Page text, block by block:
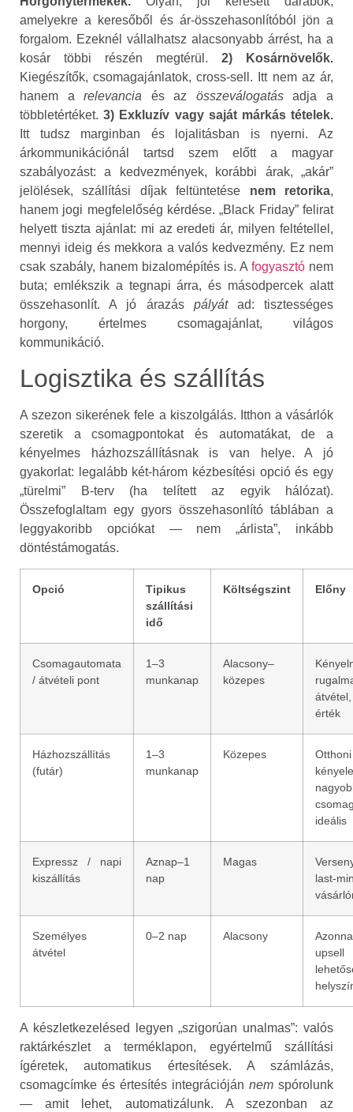
amelyekre a keresőből és ár-összehasonlítóból jön a
forgalom. Ezeknél vállalhatsz alacsonyabb árrést, ha a
kosár többi részén megtérül. 2) Kosárnövelők.
Kiegészítők, csomagajánlatok, cross‑sell. Itt nem az ár,
hanem arelevancia és az összeválogatásadja a
többletértéket.3) Exkluzív vagy saját márkás tételek.
Itt tudsz marginban és lojalitásban is nyerni. Az
árkommunikációnál tartsd szem előtt a magyar
szabályozást: a kedvezmények, korábbi árak, „akár”
jelölések, szállítási díjak feltüntetése nem retorika,
hanem jogi megfelelőség kérdése. „Black Friday” felirat
helyett tiszta ajánlat: mi az eredeti ár, milyen feltétellel,
mennyi ideig és mekkora a valós kedvezmény. Ez nem
csak szabály, hanem bizalomépítés is. A fogyasztó nem
buta; emlékszik a tegnapi árra, és másodpercek alatt
összehasonlít. A jó árazás pályátad: tisztességes
horgony, értelmes csomagajánlat, világos
kommunikáció.
Logisztika és szállítás
A szezon sikerének fele a kiszolgálás. Itthon a vásárlók
szeretik a csomagpontokat és automatákat, de a
kényelmes házhozszállításnak is van helye. A jó
gyakorlat: legalább két‑három kézbesítési opció és egy
„türelmi” B‑terv (ha telített az egyik hálózat).
Összefoglaltam egy gyors összehasonlító táblában a
leggyakoribb opciókat — nem „árlista”, inkább
döntéstámogatás.
Opció
Tipikus
szállítási
idő
Költségszint Előny
Csomagautomata
/ átvételi pont
1–3
munkanap
Alacsony–
közepes
érték
Házhozszállítás
(futár)
1–3
munkanap
Közepes
Otthoni
ideális
Expressz / napi
kiszállítás
Aznap–1
nap
Magas
Személyes
átvétel
0–2 nap Alacsony
upsell
A készletkezelésed legyen „szigorúan unalmas”: valós
raktárkészlet a terméklapon, egyértelmű szállítási
ígéretek, automatikus értesítések. A számlázás,
csomagcímke és értesítés integrációján nem spórolunk
— amit lehet, automatizálunk. A szezonban az